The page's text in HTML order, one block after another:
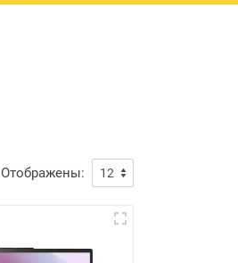
Отображены: